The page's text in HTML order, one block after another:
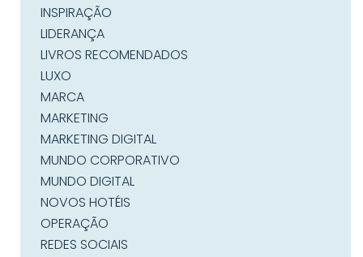
INSPIRAÇÃO
LIDERANÇA
LIVROS RECOMENDADOS
LUXO
MARCA
MARKETING
MARKETING DIGITAL
MUNDO CORPORATIVO
MUNDO DIGITAL
NOVOS HOTÉIS
OPERAÇÃO
REDES SOCIAIS